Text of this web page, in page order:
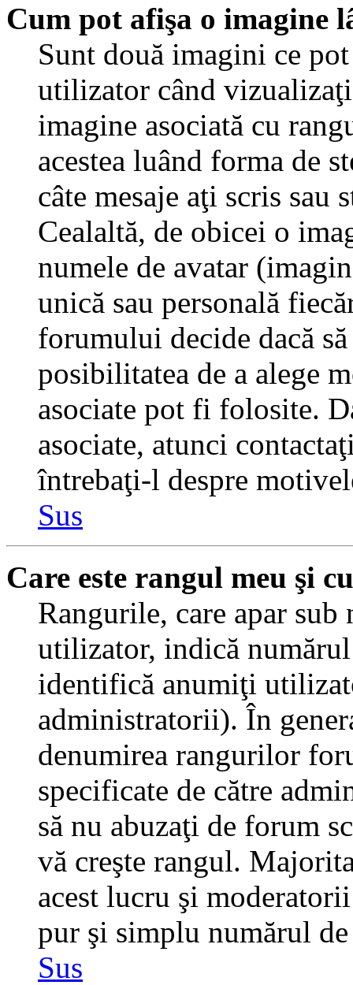
Cum pot afişa o imagine
Sunt două imagini ce
utilizator când
imagine asociată cu
acestea luând forma de
câte mesaje aţi scris sau
Cealaltă, de obicei o
numele de avatar
unică sau personală
forumului decide dacă
posibilitatea de a alege
asociate pot fi folosite.
asociate, atunci
întrebaţi-l despre
Sus
Care este rangul meu şi
Rangurile, care apar sub
utilizator, indică numărul
identifică anumiţi
administratorii). În
denumirea rangurilor
specificate de către
să nu abuzaţi de forum
vă creşte rangul.
acest lucru şi
pur şi simplu numărul de
Sus